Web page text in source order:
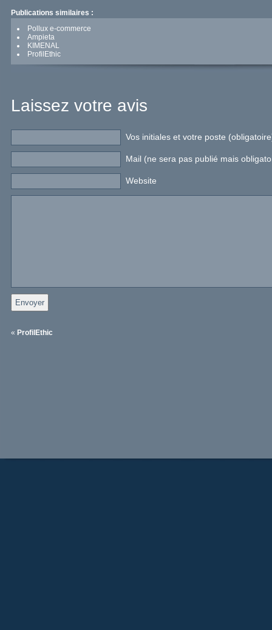
Publications similaires :
Pollux e-commerce
Ampieta
KIMENAL
ProfilEthic
Laissez votre avis
Vos initiales et votre poste
Mail (ne sera pas publié mais
Website
« ProfilEthic